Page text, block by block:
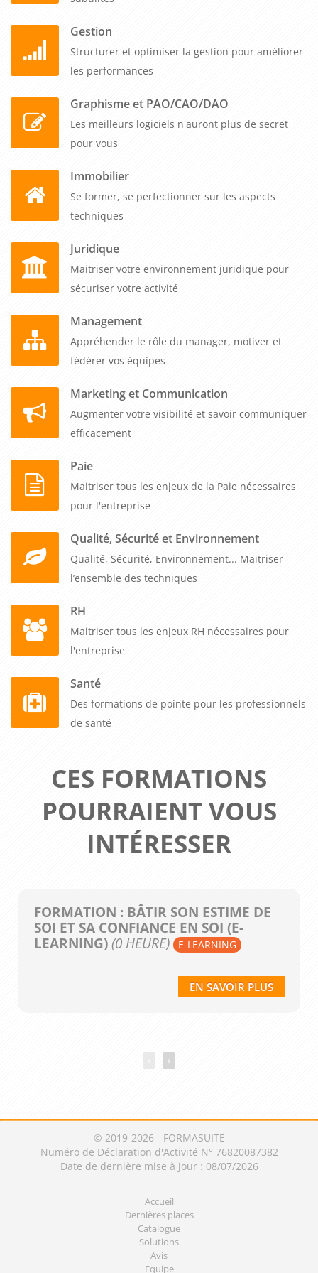
Gestion
Structurer et optimiser la gestion pour améliorer
les performances
Graphisme et PAO/CAO/DAO
Les meilleurs logiciels n'auront plus de secret
pour vous
Immobilier
Se former, se perfectionner sur les aspects
techniques
Juridique
Maitriser votre environnement juridique pour
sécuriser votre activité
Management
Appréhender le rôle du manager, motiver et
fédérer vos équipes
Marketing et Communication
Augmenter votre visibilité et savoir communiquer
efficacement
Paie
Maitriser tous les enjeux de la Paie nécessaires
pour l'entreprise
Qualité, Sécurité et Environnement
Qualité, Sécurité, Environnement... Maitriser
l’ensemble des techniques
RH
Maitriser tous les enjeux RH nécessaires pour
l'entreprise
Santé
Des formations de pointe pour les professionnels
de santé
CES FORMATIONS
POURRAIENT VOUS
INTÉRESSER
FORMATION : BÂTIR SON ESTIME DE
SOI ET SA CONFIANCE EN SOI (E-
LEARNING)(0 HEURE) E-LEARNING
EN SAVOIR PLUS
›
© 2019-2026 - FORMASUITE
Numéro de Déclaration d'Activité N° 76820087382
Date de dernière mise à jour : 08/07/2026
Accueil
Dernières places
Catalogue
Solutions
Avis
Equipe